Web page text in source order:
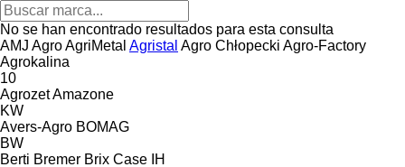
No se han encontrado resultados para esta consulta
AMJ AgroAgriMetal Agristal Agro Chłopecki Agro-Factory
Agrokalina
10
AgrozetAmazone
KW
Avers-Agro BOMAG
BW
Berti Bremer Brix Case IH